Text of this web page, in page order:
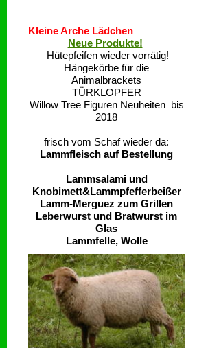
Kleine Arche Lädchen
Neue Produkte!
Hütepfeifen wieder vorrätig!
Hängekörbe für die
Animalbrackets
TÜRKLOPFER
Willow Tree Figuren Neuheiten bis
2018
frisch vom Schaf wieder da:
Lammfleisch auf Bestellung
Lammsalami und
Knobimett&Lammpfefferbeißer
Lamm-Merguez zum Grillen
Leberwurst und Bratwurst im
Glas
Lammfelle, Wolle